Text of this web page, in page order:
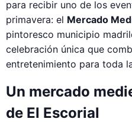
para recibir uno de los
primavera: el Mercado
pintoresco municipio
celebración única que
entretenimiento para toda
Un mercado
de El Escorial